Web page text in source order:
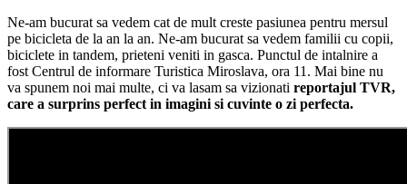
Ne-am bucurat sa vedem cat de mult creste pasiunea pentru mersul
pe bicicleta de la an la an. Ne-am bucurat sa vedem familii cu copii,
biciclete in tandem, prieteni veniti in gasca. Punctul de intalnire a
fost Centrul de informare Turistica Miroslava, ora 11. Mai bine nu
va spunem noi mai multe, ci va lasam sa vizionati reportajul TVR,
care a surprins perfect in imagini si cuvinte o zi perfecta.